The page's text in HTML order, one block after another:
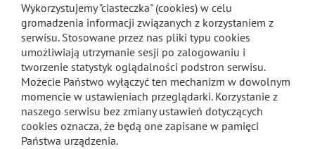
Wykorzystujemy "ciasteczka" (cookies) w celu
gromadzenia informacji związanych z korzystaniem z
serwisu. Stosowane przez nas pliki typu cookies
umożliwiają utrzymanie sesji po zalogowaniu i
tworzenie statystyk oglądalności podstron serwisu.
Możecie Państwo wyłączyć ten mechanizm w dowolnym
momencie w ustawieniach przeglądarki. Korzystanie z
naszego serwisu bez zmiany ustawień dotyczących
cookies oznacza, że będą one zapisane w pamięci
Państwa urządzenia.